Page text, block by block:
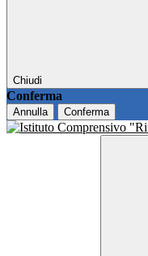
Chiudi
Conferma
Annulla Conferma